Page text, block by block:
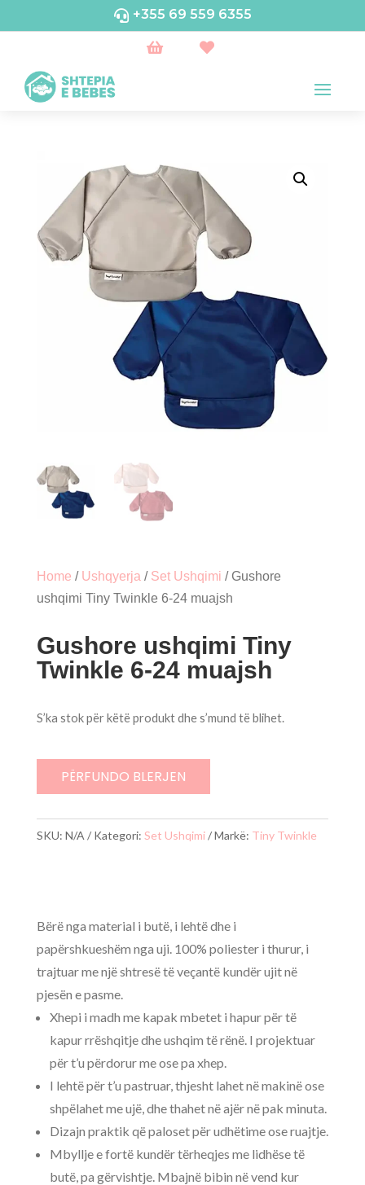
 +355 69 559 6355
 
Home / Ushqyerja / Set Ushqimi / Gushore
ushqimi Tiny Twinkle 6-24 muajsh
Gushore ushqimi Tiny
Twinkle 6-24 muajsh
S’ka stok për këtë produkt dhe s’mund të blihet.
PËRFUNDO BLERJEN
SKU: N/A Kategori: Set Ushqimi Markë: Tiny Twinkle
Bërë nga material i butë, i lehtë dhe i
papërshkueshëm nga uji. 100% poliester i thurur, i
trajtuar me një shtresë të veçantë kundër ujit në
pjesën e pasme.
Xhepi i madh me kapak mbetet i hapur për të
kapur rrëshqitje dhe ushqim të rënë. I projektuar
për t’u përdorur me ose pa xhep.
I lehtë për t’u pastruar, thjesht lahet në makinë ose
shpëlahet me ujë, dhe thahet në ajër në pak minuta.
Dizajn praktik që paloset për udhëtime ose ruajtje.
Mbyllje e fortë kundër tërheqjes me lidhëse të
butë, pa gërvishtje. Mbajnë bibin në vend kur